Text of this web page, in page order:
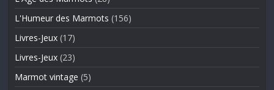
L'Humeur des Marmots (156)
Livres-Jeux (17)
Livres-Jeux (23)
Marmot vintage (5)